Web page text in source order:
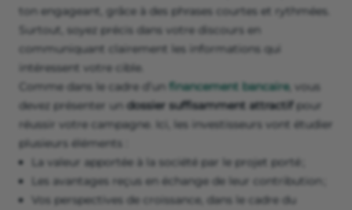
ton engageant, grâce à des phrases courtes et rythmées.
Surtout, soyez précis dans votre discours en
communiquant clairement les informations qui
intéressent votre cible.
Comme dans le cadre d’un financement bancaire, vous
devez présenter un dossier suffisamment attractif pour
réussir votre campagne. Ici, les investisseurs vont étudier
plusieurs éléments :
La valeur apportée à la société par le projet porté ;
Les avantages reçus en échange de leur contribution ;
Vos perspectives de croissance, dans le cadre du